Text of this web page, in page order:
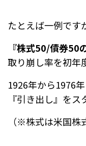
たとえば一例です
『株式50/債券50
取り崩し率を初年
1926年から1976
『引き出し』をス
（※株式は米国株